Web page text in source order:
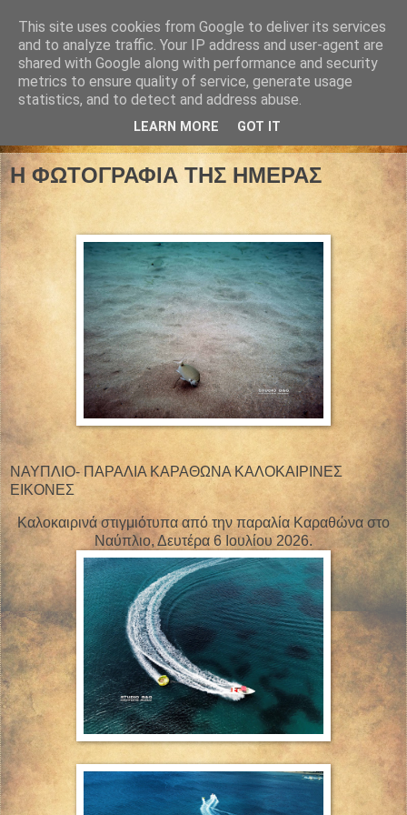
Η ΦΩΤΟΓΡΑΦΙΑ ΤΗΣ ΗΜΕΡΑΣ
ΝΑΥΠΛΙΟ- ΠΑΡΑΛΙΑ ΚΑΡΑΘΩΝΑ ΚΑΛΟΚΑΙΡΙΝΕΣ
ΕΙΚΟΝΕΣ
Καλοκαιρινά στιγμιότυπα από την παραλία Καραθώνα στο
Ναύπλιο, Δευτέρα 6 Ιουλίου 2026.
This site uses cookies from Google to deliver its services
and to analyze traffic. Your IP address and user-agent are
shared with Google along with performance and security
metrics to ensure quality of service, generate usage
statistics, and to detect and address abuse.
LEARN MORE GOT IT